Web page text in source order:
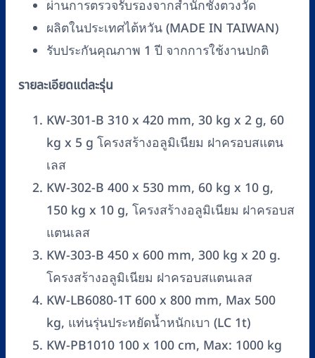
ผ่านการตรวจรับรองจากสำนักชั่งตวงวัด
ผลิตในประเทศไต้หวัน (MADE IN TAIWAN)
รับประกันคุณภาพ 1 ปี จากการใช้งานปกติ
รายละเอียดแต่ละรุ่น
KW-301-B 310 x 420 mm, 30 kg x 2 g, 60
kg x 5 g โครงสร้างอลูมิเนียม ฝาครอบสแตน
เลส
KW-302-B 400 x 530 mm, 60 kg x 10 g,
150 kg x 10 g, โครงสร้างอลูมิเนียม ฝาครอบส
แตนเลส
KW-303-B 450 x 600 mm, 300 kg x 20 g.
โครงสร้างอลูมิเนียม ฝาครอบสแตนเลส
KW-LB6080-1T 600 x 800 mm, Max 500
kg, แท่นรุ่นประหยัดน้ำหนักเบา (LC 1t)
KW-PB1010 100 x 100 cm, Max: 1000 kg